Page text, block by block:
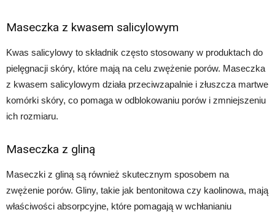
Maseczka z kwasem salicylowym
Kwas salicylowy to składnik często stosowany w produktach do
pielęgnacji skóry, które mają na celu zwężenie porów. Maseczka
z kwasem salicylowym działa przeciwzapalnie i złuszcza martwe
komórki skóry, co pomaga w odblokowaniu porów i zmniejszeniu
ich rozmiaru.
Maseczka z gliną
Maseczki z gliną są również skutecznym sposobem na
zwężenie porów. Gliny, takie jak bentonitowa czy kaolinowa, mają
właściwości absorpcyjne, które pomagają w wchłanianiu